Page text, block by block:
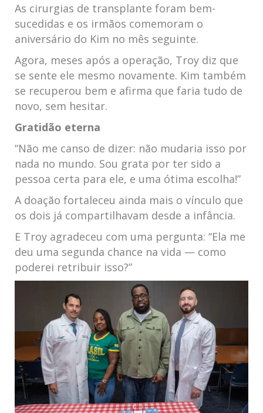
As cirurgias de transplante foram bem-
sucedidas e os irmãos comemoram o
aniversário do Kim no mês seguinte.
Agora, meses após a operação, Troy diz que
se sente ele mesmo novamente. Kim também
se recuperou bem e afirma que faria tudo de
novo, sem hesitar.
Gratidão eterna
“Não me canso de dizer: não mudaria isso por
nada no mundo. Sou grata por ter sido a
pessoa certa para ele, e uma ótima escolha!”
A doação fortaleceu ainda mais o vínculo que
os dois já compartilhavam desde a infância.
E Troy agradeceu com uma pergunta: “Ela me
deu uma segunda chance na vida — como
poderei retribuir isso?”